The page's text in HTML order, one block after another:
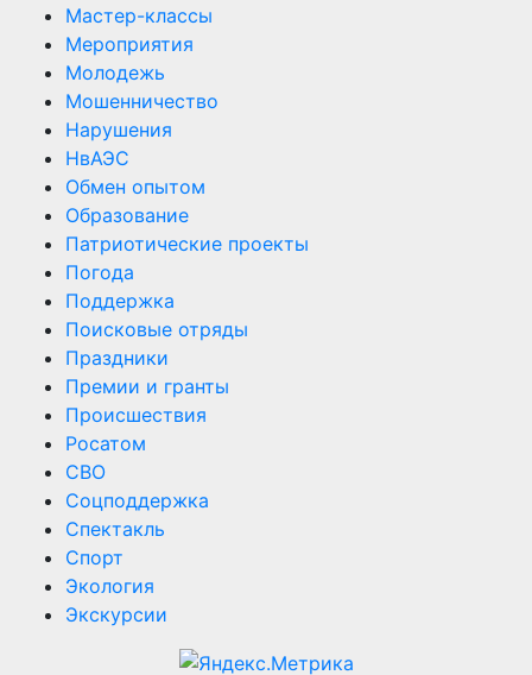
Мастер-классы
Мероприятия
Молодежь
Мошенничество
Нарушения
НвАЭС
Обмен опытом
Образование
Патриотические проекты
Погода
Поддержка
Поисковые отряды
Праздники
Премии и гранты
Происшествия
Росатом
СВО
Соцподдержка
Спектакль
Спорт
Экология
Экскурсии